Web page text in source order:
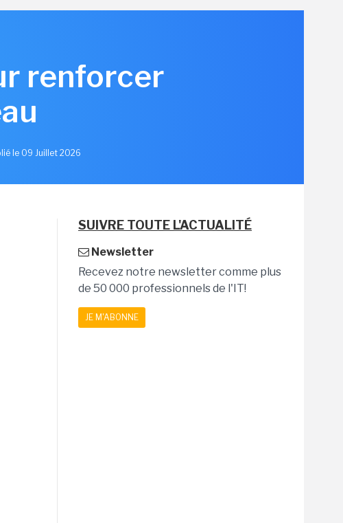
renforcer
le 09 Juillet 2026
SUIVRE TOUTE L'ACTUALITÉ
Newsletter
Recevez notre newsletter comme plus
de 50 000 professionnels de l'IT!
JE M'ABONNE